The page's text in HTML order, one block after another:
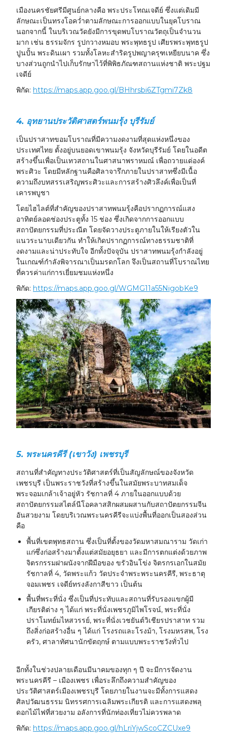
เมืองนครชัยศรีมีศูนย์กลางคือ พระประโทณเจดีย์ ซึ่งแต่เดิมมี
ลักษณะเป็นทรงโอคว่ำตามลักษณะการออกแบบในยุคโบราณ
นอกจากนี้ ในบริเวณวัดยังมีการขุดพบโบราณวัตถุเป็นจำนวน
มาก เช่น ธรรมจักร รูปกวางหมอบ พระพุทธรูป เศียรพระพุทธรูป
ปูนปั้น พระดินเผา รวมทั้งโลหะสำริดรูปพญาครุฑเหยียบนาค ซึ่ง
บางส่วนถูกนำไปเก็บรักษาไว้ที่พิพิธภัณฑสถานแห่งชาติ พระปฐม
เจดีย์
พิกัด: https://maps.app.goo.gl/BHhrsbi6ZTgmi7Zk8
4. อุทยานประวัติศาสตร์พนมรุ้ง บุรีรัมย์
เป็นปราสาทขอมโบราณที่มีความงดงามที่สุดแห่งหนึ่งของ
ประเทศไทย ตั้งอยู่บนยอดเขาพนมรุ้ง จังหวัดบุรีรัมย์ โดยในอดีต
สร้างขึ้นเพื่อเป็นเทวสถานในศาสนาพราหมณ์ เพื่อถวายแด่องค์
พระศิวะ โดยมีหลักฐานคือศิลาจารึกภายในปราสาทซึ่งมีเนื้อ
ความถึงบทสรรเสริญพระศิวะและการสร้างศิวลึงค์เพื่อเป็นที่
เคารพบูชา
โดยไฮไลต์ที่สำคัญของปราสาทพนมรุ้งคือปรากฏการณ์แสง
อาทิตย์ลอดช่องประตูทั้ง 15 ช่อง ซึ่งเกิดจากการออกแบบ
สถาปัตยกรรมที่ประณีต โดยจัดวางประตูภายในให้เรียงตัวใน
แนวระนาบเดียวกัน ทำให้เกิดปรากฏการณ์ทางธรรมชาติที่
งดงามและน่าประทับใจ อีกทั้งปัจจุบัน ปราสาทพนมรุ้งกำลังอยู่
ในเกณฑ์กำลังพิจารณาเป็นมรดกโลก จึงเป็นสถานที่โบราณไทย
ที่ควรค่าแก่การเยี่ยมชมแห่งหนึ่ง
พิกัด: https://maps.app.goo.gl/WGMG11a55NigobKe9
5. พระนครคีรี (เขาวัง) เพชรบุรี
สถานที่สำคัญทางประวัติศาสตร์ที่เป็นสัญลักษณ์ของจังหวัด
เพชรบุรี เป็นพระราชวังที่สร้างขึ้นในสมัยพระบาทสมเด็จ
พระจอมเกล้าเจ้าอยู่หัว รัชกาลที่ 4 ภายในออกแบบด้วย
สถาปัตยกรรมสไตล์นีโอคลาสสิกผสมผสานกับสถาปัตยกรรมจีน
อันสวยงาม โดยบริเวณพระนครคีรีจะแบ่งพื้นที่ออกเป็นสองส่วน
คือ
พื้นที่เขตพุทธสถาน ซึ่งเป็นที่ตั้งของวัดมหาสมณาราม วัดเก่า
แก่ซึ่งก่อสร้างมาตั้งแต่สมัยอยุธยา และมีการตกแต่งด้วยภาพ
จิตรกรรมฝาผนังจากฝีมือของ ขรัวอินโข่ง จิตรกรเอกในสมัย
รัชกาลที่ 4, วัดพระแก้ว วัดประจำพระพระนครคีรี, พระธาตุ
จอมเพชร เจดีย์ทรงลังกาสีขาว เป็นต้น
พื้นที่พระที่นั่ง ซึ่งเป็นที่ประทับและสถานที่รับรองแขกผู้มี
เกียรติต่าง ๆ ได้แก่ พระที่นั่งเพชรภูมิไพโรจน์, พระที่นั่ง
ปราโมทย์มไหสวรรย์, พระที่นั่งเวชยันต์วิเชียรปราสาท รวม
ถึงสิ่งก่อสร้างอื่น ๆ ได้แก่ โรงรถและโรงม้า, โรงมหรสพ, โรง
ครัว, ศาลาทัศนานักขัตฤกษ์ ตามแบบพระราชวังทั่วไป
อีกทั้งในช่วงปลายเดือนมีนาคมของทุก ๆ ปี จะมีการจัดงาน
พระนครคีรี – เมืองเพชร เพื่อระลึกถึงความสำคัญของ
ประวัติศาสตร์เมืองเพชรบุรี โดยภายในงานจะมีทั้งการแสดง
ศิลปวัฒนธรรม นิทรรศการเฉลิมพระเกียรติ และการแสดงพลุ
ดอกไม้ไฟที่สวยงาม อลังการที่นักท่องเที่ยวไม่ควรพลาด
พิกัด: https://maps.app.goo.gl/hLriYjwScoCZCUxe9